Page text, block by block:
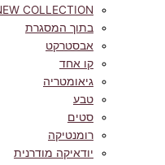
NEW COLLECTION
בתוך המסגרת
אבסטרקט
קו אחד
גיאומטריה
טבע
סטים
רומנטיקה
יודאיקה מודרנית